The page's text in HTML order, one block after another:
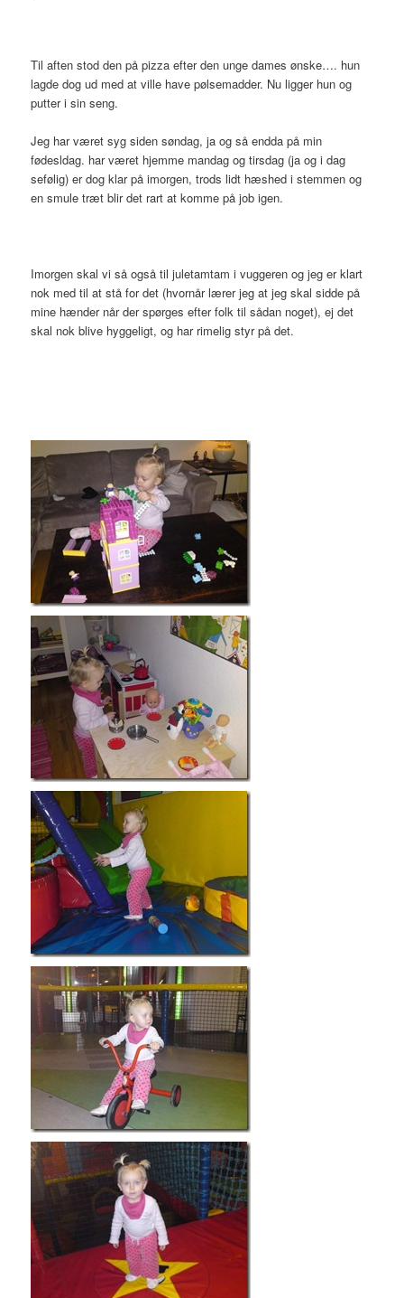
Til aften stod den på pizza efter den unge dames ønske…. hun
lagde dog ud med at ville have pølsemadder. Nu ligger hun og
putter i sin seng.
Jeg har været syg siden søndag, ja og så endda på min
fødesldag. har været hjemme mandag og tirsdag (ja og i dag
sefølig) er dog klar på imorgen, trods lidt hæshed i stemmen og
en smule træt blir det rart at komme på job igen.
Imorgen skal vi så også til juletamtam i vuggeren og jeg er klart
nok med til at stå for det (hvornår lærer jeg at jeg skal sidde på
mine hænder når der spørges efter folk til sådan noget), ej det
skal nok blive hyggeligt, og har rimelig styr på det.